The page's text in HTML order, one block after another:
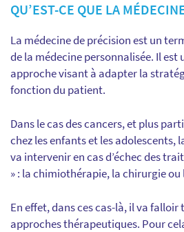
QU’EST-CE QUE LA
La médecine de précision est un
de la médecine personnalisée. Il
approche visant à adapter la
fonction du patient.
Dans le cas des cancers, et plus
chez les enfants et les adolescents,
va intervenir en cas d’échec des
» : la chimiothérapie, la chirurgie
En effet, dans ces cas-là, il va
approches thérapeutiques. Pour